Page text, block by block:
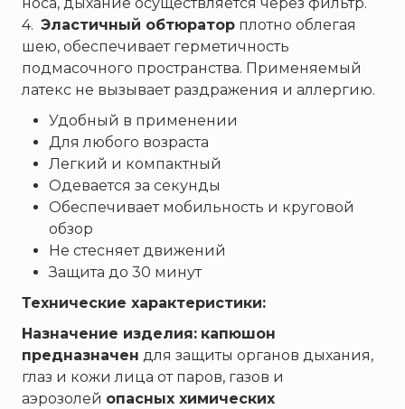
РУБЕЖ
Русинтэк
Сalisia Vulcan
Спектрон НПО
Спецавтоматика
Специнформатика-СИ
Спецприбор
ТЕМПЕРО
ЮНИТЕСТ
Ярпожинвест
4. Эластичный обтюратор плотно облегая
шею, обеспечивает герметичность
подмасочного пространства. Применяемый
латекс не вызывает раздражения и аллергию.
Удобный в применении
Для любого возраста
Легкий и компактный
Одевается за секунды
Обеспечивает мобильность и круговой
обзор
Не стесняет движений
Защита до 30 минут
Технические характеристики:
Назначение изделия: капюшон
предназначен для защиты органов дыхания,
глаз и кожи лица от паров, газов и
аэрозолей опасных химических